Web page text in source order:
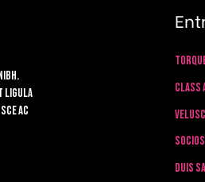
ligula
ac
Class
Duis